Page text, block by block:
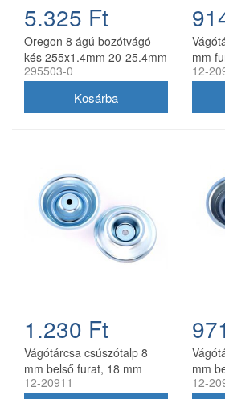
5.325 Ft
Oregon 8 ágú bozótvágó
kés 255x1.4mm 20-25.4mm
furattal
295503-0
mm
12-
1.230 Ft
Vágótárcsa csúszótalp 8
mm belső furat, 18 mm
magas, utángyártott
12-20911
mm
12-